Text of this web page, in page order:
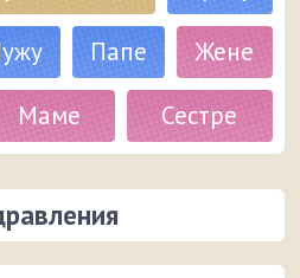
Папе
Жене
Маме Сестре